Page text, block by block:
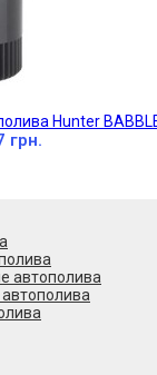
Hunter
грн.
автополива